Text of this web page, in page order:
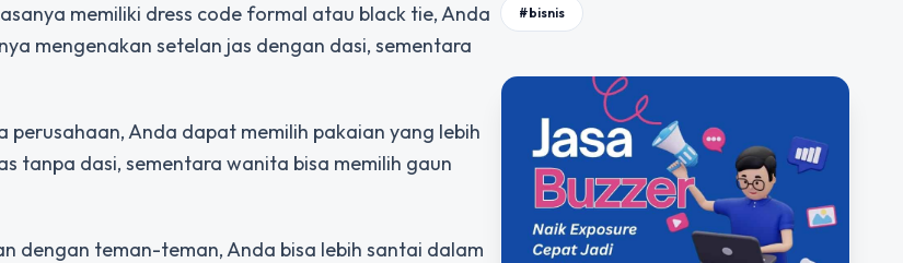
memiliki dress code formal atau black tie, Anda
mengenakan setelan jas dengan dasi, sementara
Anda dapat memilih pakaian yang lebih
tanpa dasi, sementara wanita bisa memilih gaun
dengan teman-teman, Anda bisa lebih santai dalam
#bisnis